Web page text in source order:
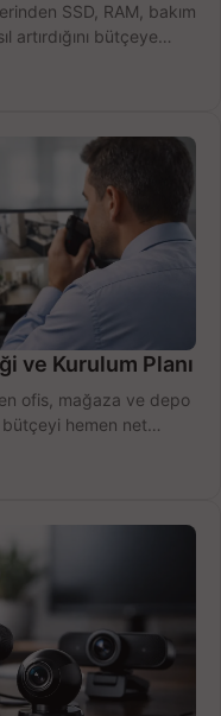
SSD, RAM, bakım
artırdığını bütçeye
ve Kurulum Planı
ofis, mağaza ve depo
bütçeyi hemen net